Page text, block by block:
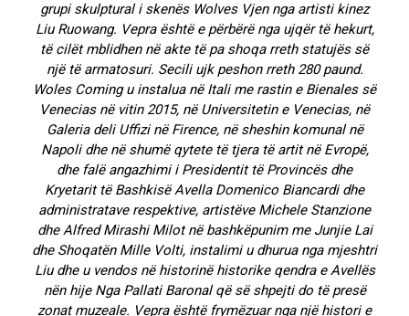
grupi skulptural i skenës Wolves Vjen nga artisti kinez
Liu Ruowang. Vepra është e përbërë nga ujqër të hekurt,
të cilët mblidhen në akte të pa shoqa rreth statujës së
një të armatosuri. Secili ujk peshon rreth 280 paund.
Woles Coming u instalua në Itali me rastin e Bienales së
Venecias në vitin 2015, në Universitetin e Venecias, në
Galeria deli Uffizi në Firence, në sheshin komunal në
Napoli dhe në shumë qytete të tjera të artit në Evropë,
dhe falë angazhimi i Presidentit të Provincës dhe
Kryetarit të Bashkisë Avella Domenico Biancardi dhe
administratave respektive, artistëve Michele Stanzione
dhe Alfred Mirashi Milot në bashkëpunim me Junjie Lai
dhe Shoqatën Mille Volti, instalimi u dhurua nga mjeshtri
Liu dhe u vendos në historinë historike qendra e Avellës
nën hije Nga Pallati Baronal që së shpejti do të presë
zonat muzeale. Vepra është frymëzuar nga një histori e